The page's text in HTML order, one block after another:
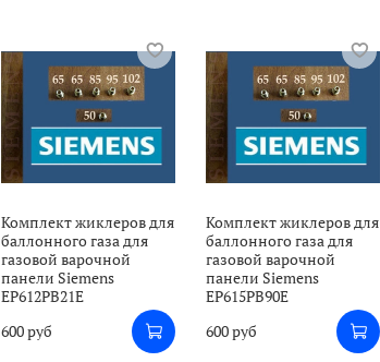
Комплект жиклеров для
баллонного газа для
газовой варочной
панели Siemens
EP612PB21E
600 руб
Комплект жиклеров для
баллонного газа для
газовой варочной
панели Siemens
EP615PB90E
600 руб